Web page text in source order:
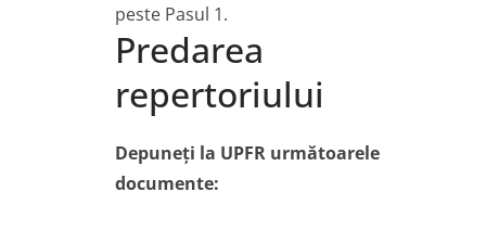
peste Pasul 1.
Predarea
repertoriului
Depuneți la UPFR următoarele
documente: